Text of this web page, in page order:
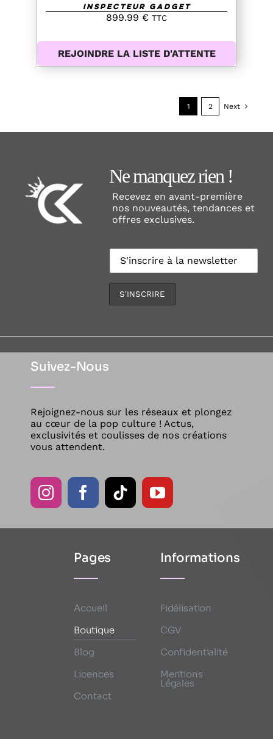
Inspecteur Gadget
899.99 € TTC
REJOINDRE LA LISTE D'ATTENTE
1 2 Next
Ne manquez rien !
Recevez en avant-première
nos nouveautés, tendances et
offres exclusives.
Suivez-Nous
Rejoignez-nous sur les réseaux et plongez
au cœur de la pop culture ! Actus,
exclusivités et coulisses de nos créations
vous attendent.
Pages
Accueil
Boutique
Blog
Licences
Contact
Informations
Fidélisation
CGV
Confidentialité
Mentions
Légales